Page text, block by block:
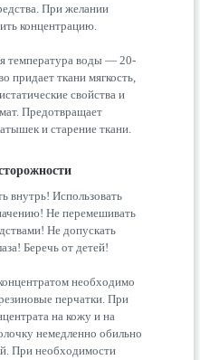
При желании
концентрацию.
температура воды — 20-
придает ткани мягкость,
свойства и
Предотвращает
и старение ткани.
внутрь! Использовать
Не перемешивать
Не допускать
Беречь от детей!
необходимо
перчатки. При
на кожу и на
немедленно обильно
При необходимости